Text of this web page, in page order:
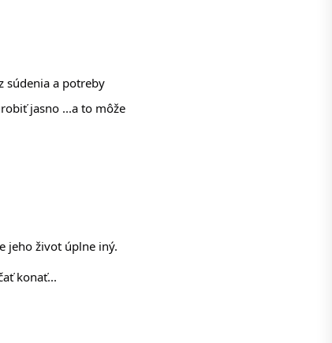
súdenia a potreby
jasno ...a to môže
jeho život úplne iný.
konať...